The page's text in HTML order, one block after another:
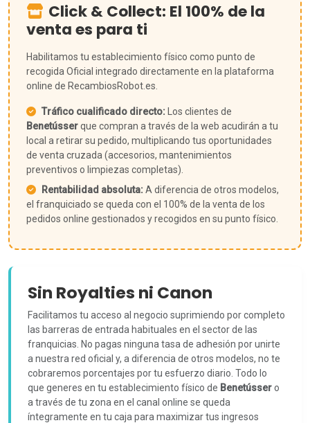
Click & Collect: El 100% de la
venta es para ti
Habilitamos tu establecimiento físico como punto de
recogida Oficial integrado directamente en la plataforma
online de RecambiosRobot.es.
Tráfico cualificado directo: Los clientes de
Benetússerque compran a través de la web acudirán a tu
local a retirar su pedido, multiplicando tus oportunidades
de venta cruzada (accesorios, mantenimientos
preventivos o limpiezas completas).
Rentabilidad absoluta:A diferencia de otros modelos,
el franquiciado se queda con el 100% de la venta de los
pedidos online gestionados y recogidos en su punto físico.
Sin Royalties ni Canon
Facilitamos tu acceso al negocio suprimiendo por completo
las barreras de entrada habituales en el sector de las
franquicias. No pagas ninguna tasa de adhesión por unirte
a nuestra red oficial y, a diferencia de otros modelos, no te
cobraremos porcentajes por tu esfuerzo diario. Todo lo
que generes en tu establecimiento físico de Benetússero
a través de tu zona en el canal online se queda
íntegramente en tu caja para maximizar tus ingresos